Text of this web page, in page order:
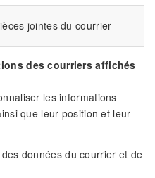
jointes du courrier
des courriers affichés
les informations
que leur position et leur
données du courrier et de